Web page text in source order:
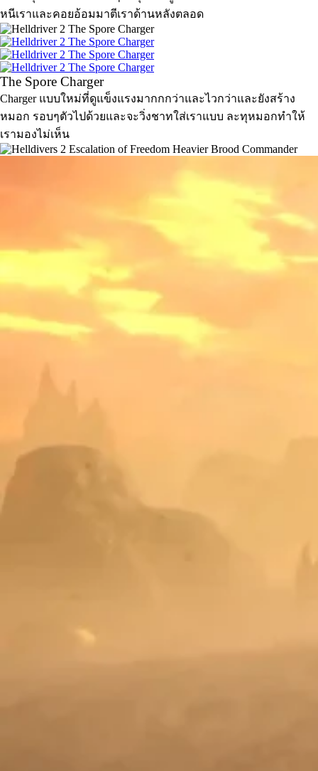
หนีเราและคอยอ้อมมาตีเราด้านหลังตลอด
The Spore Charger
Charger แบบใหม่ที่ดูแข็งแรงมากกกว่าและไวกว่าและยังสร้าง
หมอก รอบๆตัวไปด้วยและจะวิ่งชาทใส่เราแบบ ละทุหมอกทำให้
เรามองไม่เห็น